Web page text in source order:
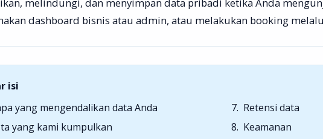
melindungi, dan menyimpan data pribadi ketika Anda
dashboard bisnis atau admin, atau melakukan booking
isi
yang mengendalikan data Anda
yang kami kumpulkan
Retensi data
Keamanan